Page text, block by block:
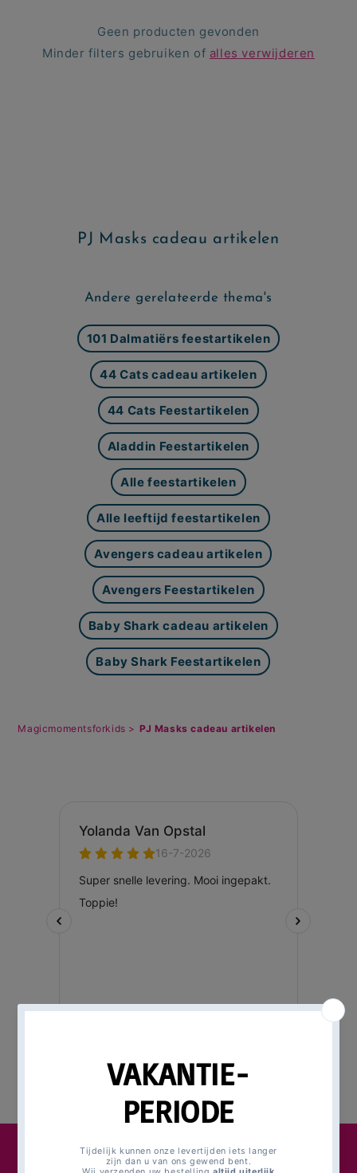
Geen producten gevonden
Minder filters gebruiken of alles verwijderen
PJ Masks cadeau artikelen
Andere gerelateerde thema's
101 Dalmatiërs feestartikelen
44 Cats cadeau artikelen
44 Cats Feestartikelen
Aladdin Feestartikelen
Alle feestartikelen
Alle leeftijd feestartikelen
Avengers cadeau artikelen
Avengers Feestartikelen
Baby Shark cadeau artikelen
Baby Shark Feestartikelen
Magicmomentsforkids > PJ Masks cadeau artikelen
Magic Moments For Kids